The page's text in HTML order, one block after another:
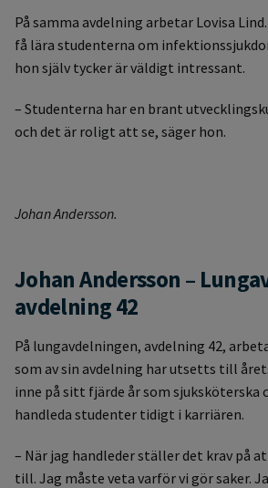
På samma avdelning arbetar Lovisa
få lära studenterna om
hon själv tycker är väldigt intressant.
– Studenterna har en brant
och det är roligt att se, säger hon.
Johan Andersson.
Johan Andersson –
avdelning 42
På lungavdelningen, avdelning 42,
som av sin avdelning har utsetts till
inne på sitt fjärde år som sjuksköterska
handleda studenter tidigt i karriären.
– När jag handleder ställer det krav på
till. Jag måste veta varför vi gör saker.